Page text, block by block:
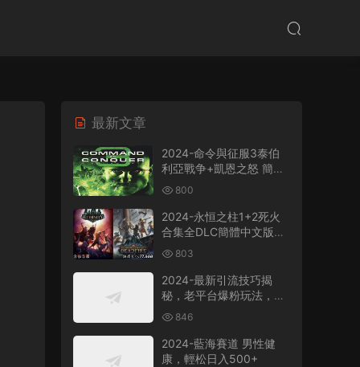
最新文章
2024-命令與征服3泰伯
利亞戰争+凱恩之怒 簡體
中文版電腦PC單機RPG遊
戲即時戰略+支持
win7/win8/win10/win11
800
2024-永恒之柱1+2死火
合集全DLC簡體中文版電
腦PC單機RPG遊戲
803
2024-最新引流技巧揭
秘，老平台爆粉玩法，單
人單号日引300+創業
粉，作品可直接被百度收
錄
846
2024-藍海賽道 男性健
康，輕松日入500+